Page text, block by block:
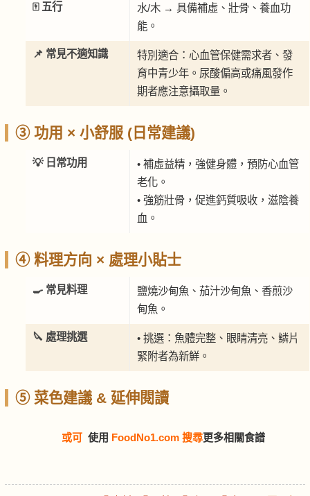
🀄 五行
水/木 → 具備補虛、壯骨、養血功
能。
📌 常見不適知識
特別適合：心血管保健需求者、發
育中青少年。尿酸偏高或痛風發作
期者應注意攝取量。
③ 功用 × 小舒服 (日常建議)
💡 日常功用
• 補虛益精，強健身體，預防心血管
老化。
• 強筋壯骨，促進鈣質吸收，滋陰養
血。
④ 料理方向 × 處理小貼士
🍳 常見料理
鹽燒沙甸魚、茄汁沙甸魚、香煎沙
甸魚。
🔪 處理挑選
• 挑選：魚體完整、眼睛清亮、鱗片
緊附者為新鮮。
⑤ 菜色建議 & 延伸閱讀
或可 使用 FoodNo1.com 搜尋更多相關食譜